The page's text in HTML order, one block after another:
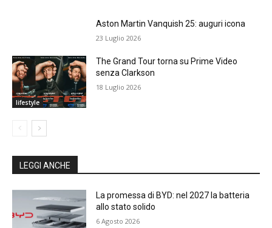
Aston Martin Vanquish 25: auguri icona
23 Luglio 2026
lifestyle
The Grand Tour torna su Prime Video
senza Clarkson
18 Luglio 2026
LEGGI ANCHE
La promessa di BYD: nel 2027 la batteria
allo stato solido
6 Agosto 2026